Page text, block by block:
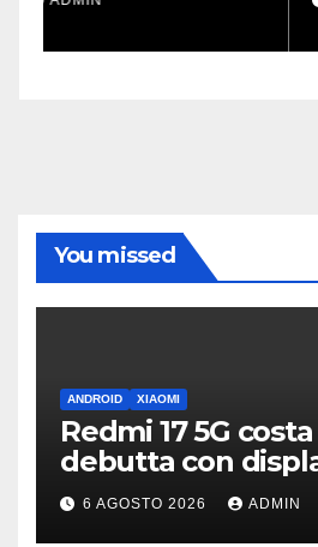
You missed
ANDROID XIAOMI
Redmi 17 5G
debutta con
7 pollici e batteria
6 AGOSTO 2026 ADMIN